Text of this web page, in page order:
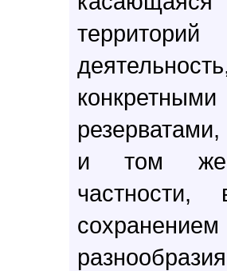
и том же
частности,